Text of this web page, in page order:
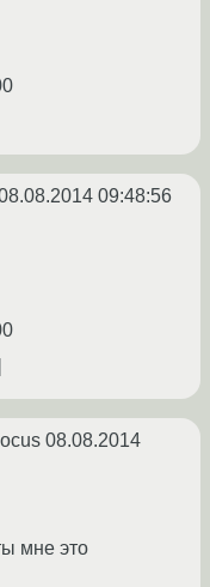
09:48:56
08.08.2014
мне это